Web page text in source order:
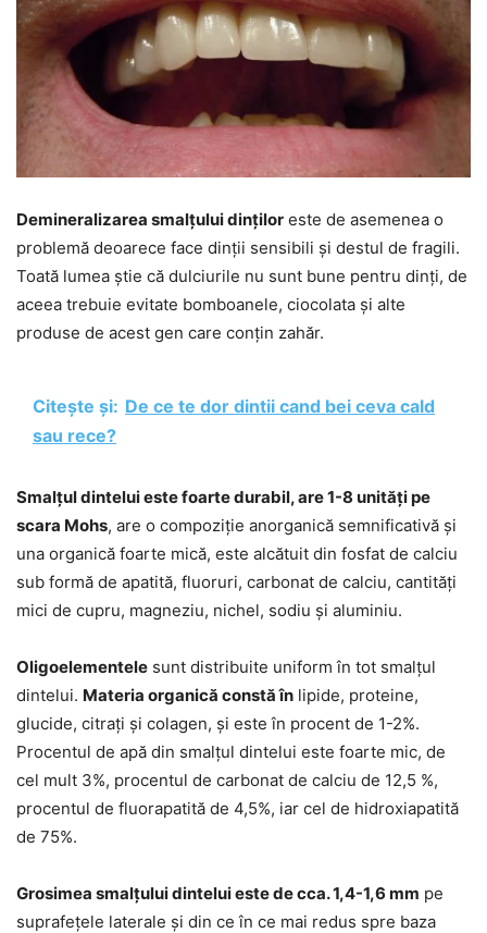
Demineralizarea smalțului dinților este de asemenea o
problemă deoarece face dinții sensibili și destul de fragili.
Toată lumea știe că dulciurile nu sunt bune pentru dinți, de
aceea trebuie evitate bomboanele, ciocolata și alte
produse de acest gen care conțin zahăr.
Citește și: De ce te dor dintii cand bei ceva cald
sau rece?
Smalțul dintelui este foarte durabil, are 1-8 unități pe
scara Mohs, are o compoziție anorganică semnificativă și
una organică foarte mică, este alcătuit din fosfat de calciu
sub formă de apatită, fluoruri, carbonat de calciu, cantități
mici de cupru, magneziu, nichel, sodiu și aluminiu.
Oligoelementele sunt distribuite uniform în tot smalțul
dintelui. Materia organică constă în lipide, proteine,
glucide, citrați și colagen, și este în procent de 1-2%.
Procentul de apă din smalțul dintelui este foarte mic, de
cel mult 3%, procentul de carbonat de calciu de 12,5 %,
procentul de fluorapatită de 4,5%, iar cel de hidroxiapatită
de 75%.
Grosimea smalțului dintelui este de cca. 1,4-1,6 mm pe
suprafețele laterale și din ce în ce mai redus spre baza